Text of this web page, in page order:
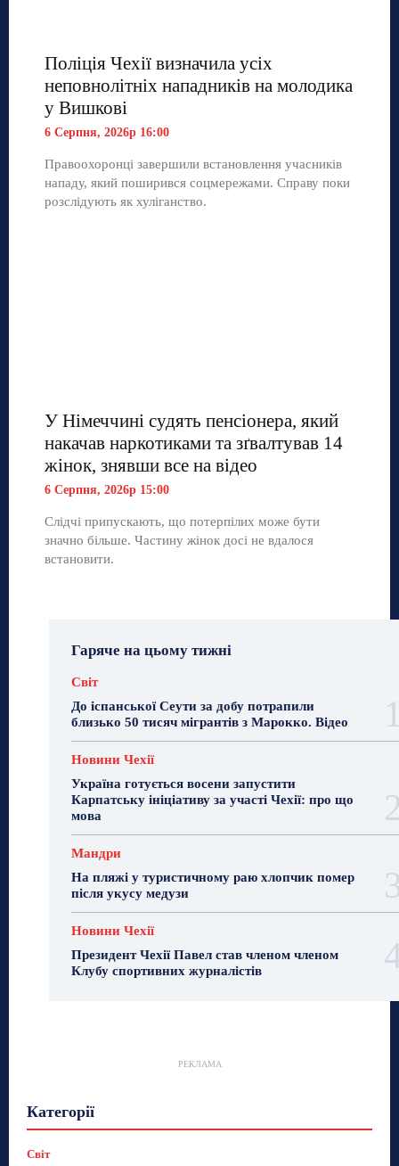
Поліція Чехії визначила усіх
неповнолітніх нападників на молодика
у Вишкові
6 Серпня, 2026р 16:00
Правоохоронці завершили встановлення учасників
нападу, який поширився соцмережами. Справу поки
розслідують як хуліганство.
У Німеччині судять пенсіонера, який
накачав наркотиками та зґвалтував 14
жінок, знявши все на відео
6 Серпня, 2026р 15:00
Слідчі припускають, що потерпілих може бути
значно більше. Частину жінок досі не вдалося
встановити.
Гаряче на цьому тижні
Світ
До іспанської Сеути за добу потрапили
близько 50 тисяч мігрантів з Марокко. Відео
Новини Чехії
Україна готується восени запустити
Карпатську ініціативу за участі Чехії: про що
мова
Мандри
На пляжі у туристичному раю хлопчик помер
після укусу медузи
Новини Чехії
Президент Чехії Павел став членом членом
Клубу спортивних журналістів
РЕКЛАМА
Категорії
Світ